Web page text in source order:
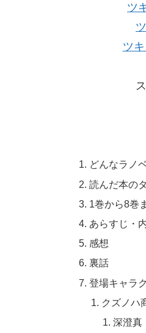
ツ
ツ
どんなラノ
読んだ本の
1巻から8巻
あらすじ・
感想
裏話
登場キャラ
クズノハ
深澄真